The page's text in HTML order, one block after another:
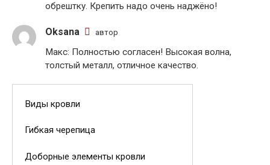
обрештку. Крепить надо очень наджёно!
Oksana автор
Макс: Полностью согласен! Высокая волна,
толстый металл, отличное качество.
Виды кровли
Гибкая черепица
Доборные элементы кровли